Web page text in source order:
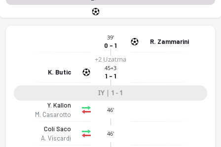
39'
0 - 1 R. Zammarini
+2 Uzatma
K. Butic
45+3
1 - 1
IY | 1 - 1
Y. Kallon
M. Casarotto
46'
Coli Saco
A. Viscardi
46'